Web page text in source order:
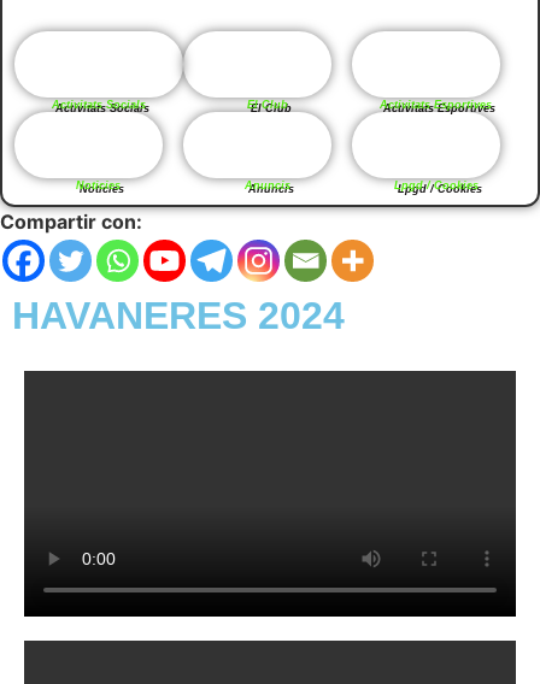
Activitats Socials El Club Activitats Esportives
Noticies Anuncis Lpgd / Cookies
Compartir con:
HAVANERES 2024